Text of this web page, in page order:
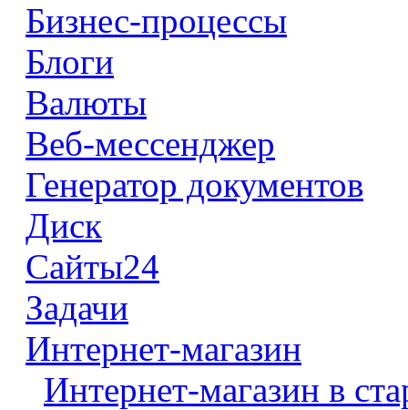
Бизнес-процессы
Блоги
Валюты
Веб-мессенджер
Генератор документов
Диск
Сайты24
Задачи
Интернет-магазин
Интернет-магазин в